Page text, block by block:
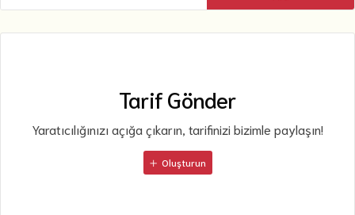
Tarif Gönder
Yaratıcılığınızı açığa çıkarın, tarifinizi bizimle paylaşın!
Oluşturun